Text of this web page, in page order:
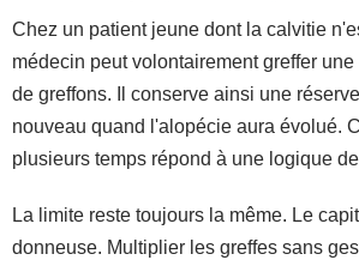
Chez un patient jeune dont la calvitie
médecin peut volontairement greffer
de greffons. Il conserve ainsi une
nouveau quand l'alopécie aura évolué.
plusieurs temps répond à une logique
La limite reste toujours la même. Le
donneuse. Multiplier les greffes sans